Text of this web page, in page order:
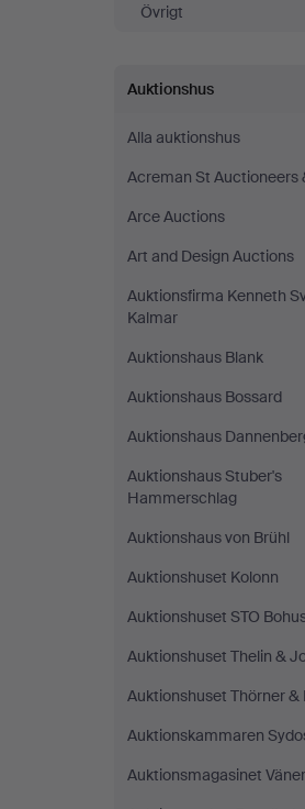
Övrigt
Auktionshus
Alla auktionshus
Acreman St Auctioneers
Arce Auctions
Art and Design Auctions
Auktionsfirma Kenneth
Kalmar
Auktionshaus Blank
Auktionshaus Bossard
Auktionshaus
Auktionshaus Stuber's
Hammerschlag
Auktionshaus von Brühl
Auktionshuset Kolonn
Auktionshuset STO
Auktionshuset Thelin &
Auktionshuset Thörner &
Auktionskammaren
Auktionsmagasinet